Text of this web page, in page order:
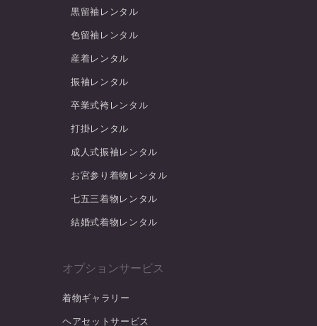
黒留袖レンタル
色留袖レンタル
産着レンタル
振袖レンタル
卒業式袴レンタル
打掛レンタル
成人式振袖レンタル
お宮参り着物レンタル
七五三着物レンタル
結婚式着物レンタル
オプションサービス
着物ギャラリー
ヘアセットサービス